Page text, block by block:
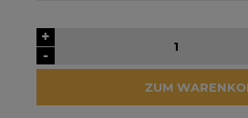
Netzwechselrichter
VERFÜGBARKEIT DER
ARTIKEL MELDEN
-
+
ZUM